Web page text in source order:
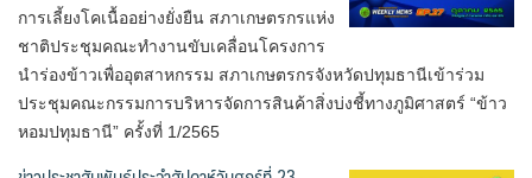
การเลี้ยงโคเนื้ออย่างยั่งยืน สภาเกษตรกรแห่ง
ชาติประชุมคณะทำงานขับเคลื่อนโครงการ
นำร่องข้าวเพื่ออุตสาหกรรม สภาเกษตรกรจังหวัดปทุมธานีเข้าร่วม
ประชุมคณะกรรมการบริหารจัดการสินค้าสิ่งบ่งชี้ทางภูมิศาสตร์ “ข้าว
หอมปทุมธานี” ครั้งที่ 1/2565